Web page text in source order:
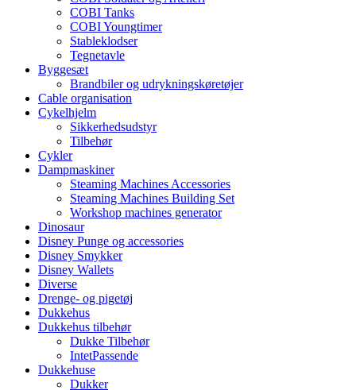
COBI Tanks
COBI Youngtimer
Stableklodser
Tegnetavle
Byggesæt
Brandbiler og udrykningskøretøjer
Cable organisation
Cykelhjelm
Sikkerhedsudstyr
Tilbehør
Cykler
Dampmaskiner
Steaming Machines Accessories
Steaming Machines Building Set
Workshop machines generator
Dinosaur
Disney Punge og accessories
Disney Smykker
Disney Wallets
Diverse
Drenge- og pigetøj
Dukkehus
Dukkehus tilbehør
Dukke Tilbehør
IntetPassende
Dukkehuse
Dukker